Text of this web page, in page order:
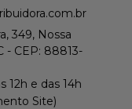
349, Nossa
- CEP: 88813-
12h e das 14h
Site)